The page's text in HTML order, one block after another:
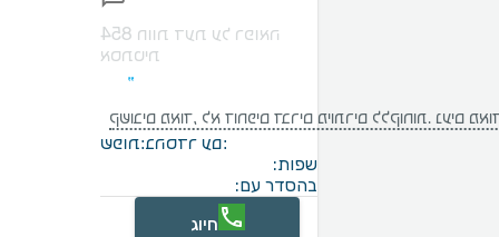
854 חוות דעת על רפואה
אסתטית
ללקוחות. נעים מאוד להגיע למרפאה יחס חם והמון סבלנות
שפות:בהסדר עם:
שפות:
בהסדר עם:
חיוג